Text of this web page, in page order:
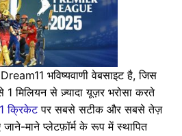
भविष्यवाणी वेबसाइट है, जिस
मिलियन से ज़्यादा यूज़र भरोसा करते
क्रिकेटपर सबसे सटीक और सबसे तेज़
जाने-माने प्लेटफ़ॉर्म के रूप में स्थापित